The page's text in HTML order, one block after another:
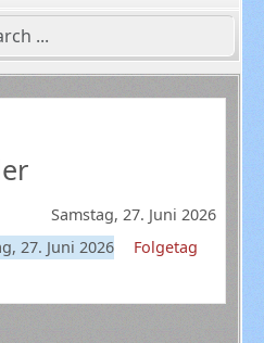
Samstag, 27. Juni 2026
27. Juni 2026
Folgetag